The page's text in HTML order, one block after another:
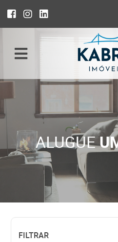
ALUGUE
FILTRAR